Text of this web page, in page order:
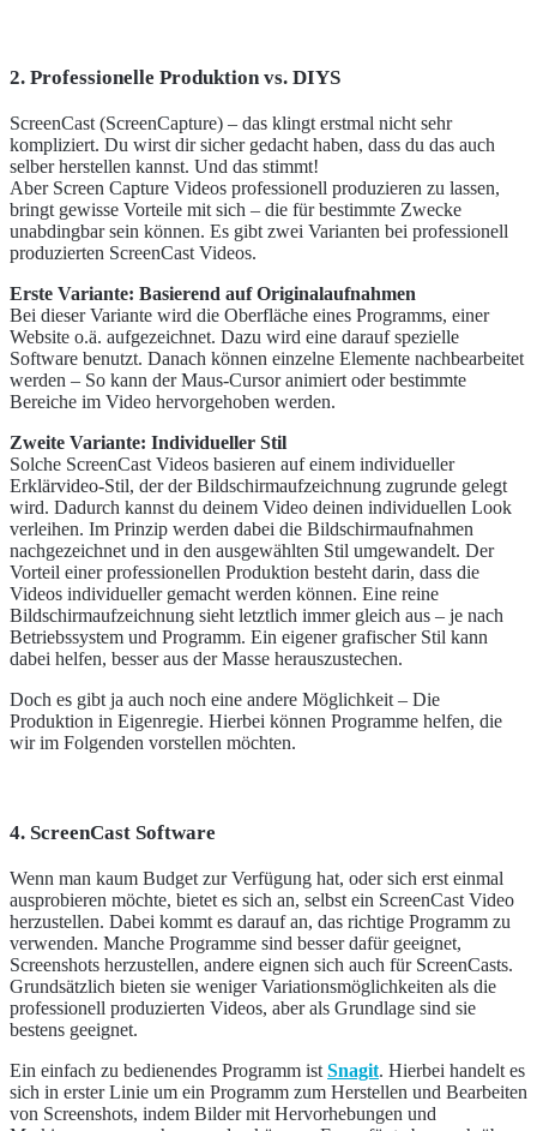
2. Professionelle Produktion vs. DIYS
ScreenCast (ScreenCapture) – das klingt erstmal nicht sehr
kompliziert. Du wirst dir sicher gedacht haben, dass du das auch
selber herstellen kannst. Und das stimmt!
Aber Screen Capture Videos professionell produzieren zu lassen,
bringt gewisse Vorteile mit sich – die für bestimmte Zwecke
unabdingbar sein können. Es gibt zwei Varianten bei professionell
produzierten ScreenCast Videos.
Erste Variante: Basierend auf Originalaufnahmen
Bei dieser Variante wird die Oberfläche eines Programms, einer
Website o.ä. aufgezeichnet. Dazu wird eine darauf spezielle
Software benutzt. Danach können einzelne Elemente nachbearbeitet
werden – So kann der Maus-Cursor animiert oder bestimmte
Bereiche im Video hervorgehoben werden.
Zweite Variante: Individueller Stil
Solche ScreenCast Videos basieren auf einem individueller
Erklärvideo-Stil, der der Bildschirmaufzeichnung zugrunde gelegt
wird. Dadurch kannst du deinem Video deinen individuellen Look
verleihen. Im Prinzip werden dabei die Bildschirmaufnahmen
nachgezeichnet und in den ausgewählten Stil umgewandelt. Der
Vorteil einer professionellen Produktion besteht darin, dass die
Videos individueller gemacht werden können. Eine reine
Bildschirmaufzeichnung sieht letztlich immer gleich aus – je nach
Betriebssystem und Programm. Ein eigener grafischer Stil kann
dabei helfen, besser aus der Masse herauszustechen.
Doch es gibt ja auch noch eine andere Möglichkeit – Die
Produktion in Eigenregie. Hierbei können Programme helfen, die
wir im Folgenden vorstellen möchten.
4. ScreenCast Software
Wenn man kaum Budget zur Verfügung hat, oder sich erst einmal
ausprobieren möchte, bietet es sich an, selbst ein ScreenCast Video
herzustellen. Dabei kommt es darauf an, das richtige Programm zu
verwenden. Manche Programme sind besser dafür geeignet,
Screenshots herzustellen, andere eignen sich auch für ScreenCasts.
Grundsätzlich bieten sie weniger Variationsmöglichkeiten als die
professionell produzierten Videos, aber als Grundlage sind sie
bestens geeignet.
Ein einfach zu bedienendes Programm ist Snagit. Hierbei handelt es
sich in erster Linie um ein Programm zum Herstellen und Bearbeiten
von Screenshots, indem Bilder mit Hervorhebungen und